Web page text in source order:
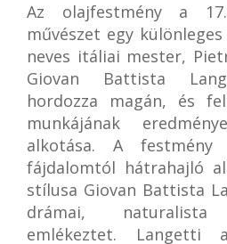
Az olajfestmény a
művészet egy
neves itáliai mester,
Giovan Battista
hordozza magán, és
munkájának
alkotása. A
fájdalomtól hátrahajló
stílusa Giovan Battista
drámai, naturalista
emlékeztet. Langetti